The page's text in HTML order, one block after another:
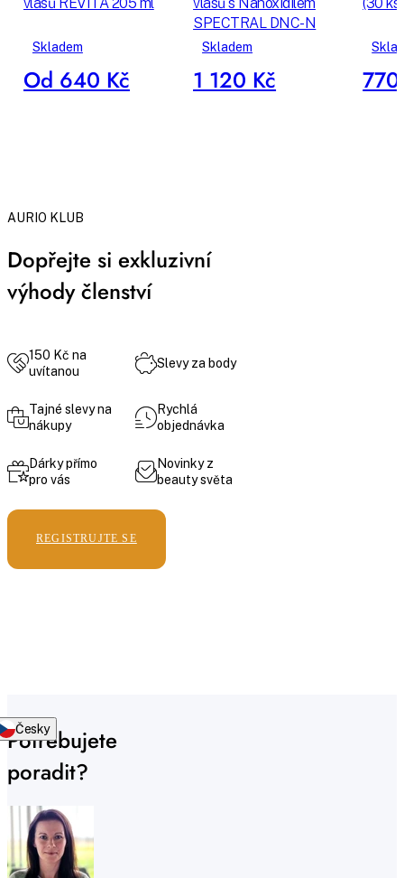
vlasů REVITA 205 ml
Skladem
Od 640 Kč
vlasů s Nanoxidilem
SPECTRAL DNC-N
Skladem
1 120 Kč
(30 ks)
AURIO KLUB
Dopřejte si exkluzivní
výhody členství
150 Kč na
uvítanou
Slevy za body
Tajné slevy na
nákupy
Rychlá
objednávka
Dárky přímo
pro vás
Novinky z
beauty světa
REGISTRUJTE SE
Potřebujete
poradit?
Česky